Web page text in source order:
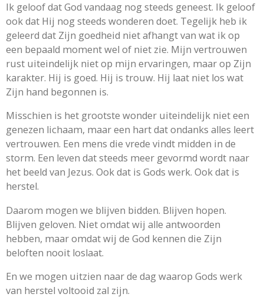
Ik geloof dat God vandaag nog steeds geneest. Ik geloof
ook dat Hij nog steeds wonderen doet. Tegelijk heb ik
geleerd dat Zijn goedheid niet afhangt van wat ik op
een bepaald moment wel of niet zie. Mijn vertrouwen
rust uiteindelijk niet op mijn ervaringen, maar op Zijn
karakter. Hij is goed. Hij is trouw. Hij laat niet los wat
Zijn hand begonnen is.
Misschien is het grootste wonder uiteindelijk niet een
genezen lichaam, maar een hart dat ondanks alles leert
vertrouwen. Een mens die vrede vindt midden in de
storm. Een leven dat steeds meer gevormd wordt naar
het beeld van Jezus. Ook dat is Gods werk. Ook dat is
herstel.
Daarom mogen we blijven bidden. Blijven hopen.
Blijven geloven. Niet omdat wij alle antwoorden
hebben, maar omdat wij de God kennen die Zijn
beloften nooit loslaat.
En we mogen uitzien naar de dag waarop Gods werk
van herstel voltooid zal zijn.